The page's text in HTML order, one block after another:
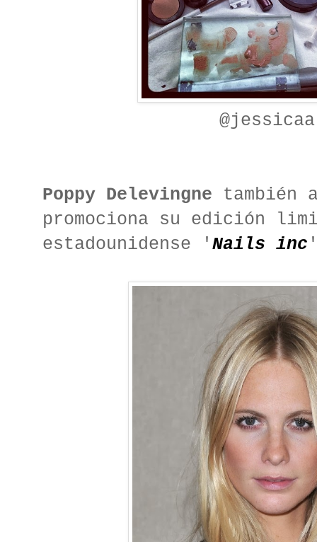
Poppy Delevingne también
promociona su edición
estadounidense ' Nails inc